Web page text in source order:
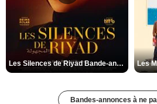
Les Silences de Riyad Bande-annonce VO STFR
Bandes-annonces à ne